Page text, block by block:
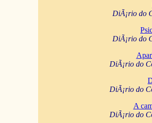
DiÃ¡rio do
DiÃ¡rio do
DiÃ¡rio do
DiÃ¡rio do
A
DiÃ¡rio do